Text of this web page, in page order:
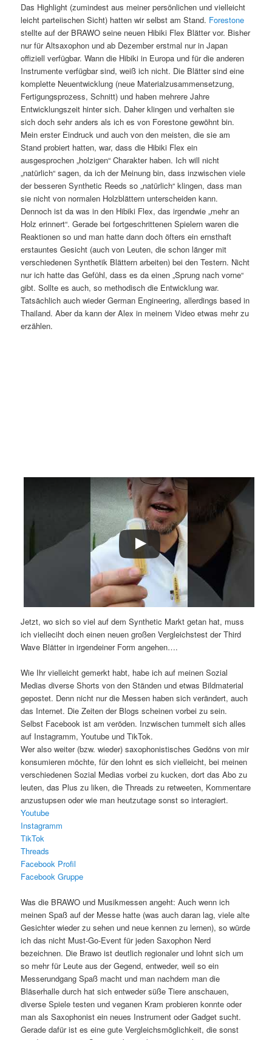
Das Highlight (zumindest aus meiner persönlichen und vielleicht
leicht parteiischen Sicht) hatten wir selbst am Stand. Forestone
stellte auf der BRAWO seine neuen Hibiki Flex Blätter vor. Bisher
nur für Altsaxophon und ab Dezember erstmal nur in Japan
offiziell verfügbar. Wann die Hibiki in Europa und für die anderen
Instrumente verfügbar sind, weiß ich nicht. Die Blätter sind eine
komplette Neuentwicklung (neue Materialzusammensetzung,
Fertigungsprozess, Schnitt) und haben mehrere Jahre
Entwicklungszeit hinter sich. Daher klingen und verhalten sie
sich doch sehr anders als ich es von Forestone gewöhnt bin.
Mein erster Eindruck und auch von den meisten, die sie am
Stand probiert hatten, war, dass die Hibiki Flex ein
ausgesprochen „holzigen“ Charakter haben. Ich will nicht
„natürlich“ sagen, da ich der Meinung bin, dass inzwischen viele
der besseren Synthetic Reeds so „natürlich“ klingen, dass man
sie nicht von normalen Holzblättern unterscheiden kann.
Dennoch ist da was in den Hibiki Flex, das irgendwie „mehr an
Holz erinnert“. Gerade bei fortgeschrittenen Spielern waren die
Reaktionen so und man hatte dann doch öfters ein ernsthaft
erstauntes Gesicht (auch von Leuten, die schon länger mit
verschiedenen Synthetik Blättern arbeiten) bei den Testern. Nicht
nur ich hatte das Gefühl, dass es da einen „Sprung nach vorne“
gibt. Sollte es auch, so methodisch die Entwicklung war.
Tatsächlich auch wieder German Engineering, allerdings based in
Thailand. Aber da kann der Alex in meinem Video etwas mehr zu
erzählen.
Jetzt, wo sich so viel auf dem Synthetic Markt getan hat, muss
ich vielleciht doch einen neuen großen Vergleichstest der Third
Wave Blätter in irgendeiner Form angehen….
Wie Ihr vielleicht gemerkt habt, habe ich auf meinen Sozial
Medias diverse Shorts von den Ständen und etwas Bildmaterial
gepostet. Denn nicht nur die Messen haben sich verändert, auch
das Internet. Die Zeiten der Blogs scheinen vorbei zu sein.
Selbst Facebook ist am veröden. Inzwischen tummelt sich alles
auf Instagramm, Youtube und TikTok.
Wer also weiter (bzw. wieder) saxophonistisches Gedöns von mir
konsumieren möchte, für den lohnt es sich vielleicht, bei meinen
verschiedenen Sozial Medias vorbei zu kucken, dort das Abo zu
leuten, das Plus zu liken, die Threads zu retweeten, Kommentare
anzustupsen oder wie man heutzutage sonst so interagiert.
Youtube
Instagramm
TikTok
Threads
Facebook Profil
Facebook Gruppe
Was die BRAWO und Musikmessen angeht: Auch wenn ich
meinen Spaß auf der Messe hatte (was auch daran lag, viele alte
Gesichter wieder zu sehen und neue kennen zu lernen), so würde
ich das nicht Must-Go-Event für jeden Saxophon Nerd
bezeichnen. Die Brawo ist deutlich regionaler und lohnt sich um
so mehr für Leute aus der Gegend, entweder, weil so ein
Messerundgang Spaß macht und man nachdem man die
Bläserhalle durch hat sich entweder süße Tiere anschauen,
diverse Spiele testen und veganen Kram probieren konnte oder
man als Saxophonist ein neues Instrument oder Gadget sucht.
Gerade dafür ist es eine gute Vergleichsmöglichkeit, die sonst